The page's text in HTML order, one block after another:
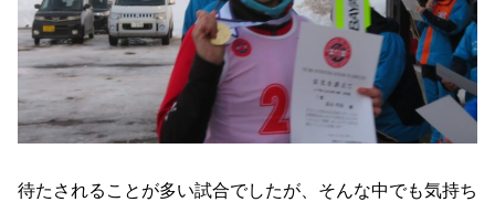
待たされることが多い試合でしたが、そんな中でも気持ち